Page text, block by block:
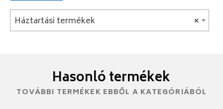
×
Háztartási termékek
Hasonló termékek
TOVÁBBI TERMÉKEK EBBŐL A KATEGÓRIÁBÓL